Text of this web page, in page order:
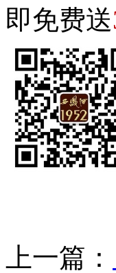
即免费送
上一篇：